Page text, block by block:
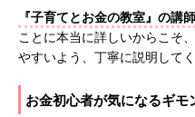
『子育てとお金の教室』の講
ことに本当に詳しいからこそ
やすいよう、丁寧に説明してく
お金初心者が気になるギ